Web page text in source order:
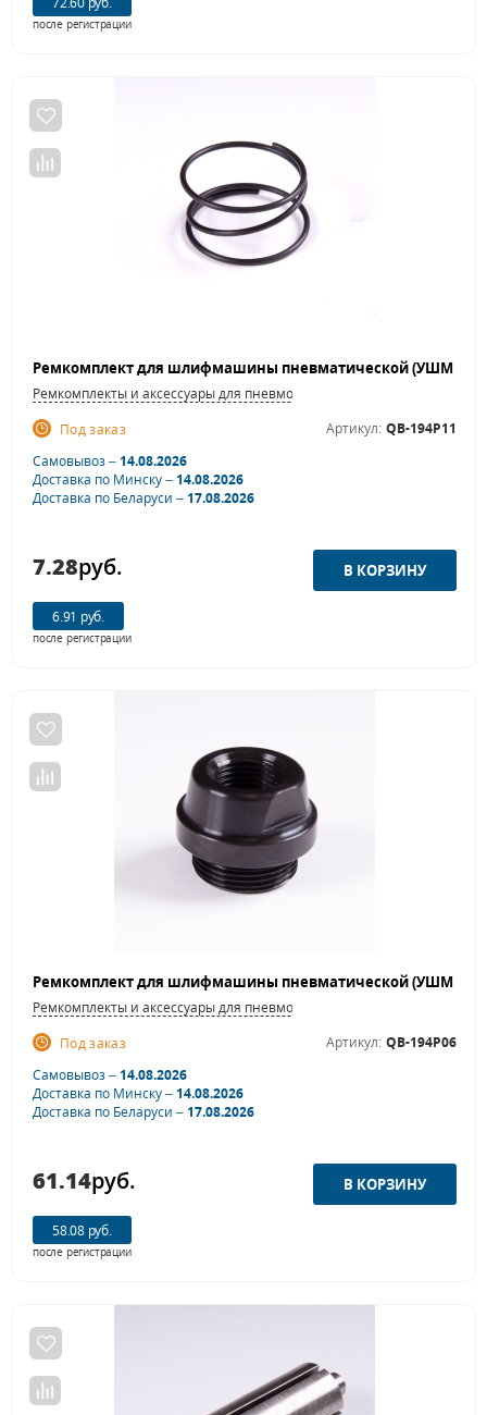
после регистрации
Ремкомплекты и аксессуары для пневмошлифовальных машинок
Под заказ
Артикул: QB-194P11
Самовывоз –14.08.2026
Доставка по Минску –14.08.2026
Доставка по Беларуси –17.08.2026
7.28руб.
6.91 руб.
после регистрации
Ремкомплекты и аксессуары для пневмошлифовальных машинок
Под заказ
Артикул: QB-194P06
Самовывоз –14.08.2026
Доставка по Минску –14.08.2026
Доставка по Беларуси –17.08.2026
61.14руб.
58.08 руб.
после регистрации